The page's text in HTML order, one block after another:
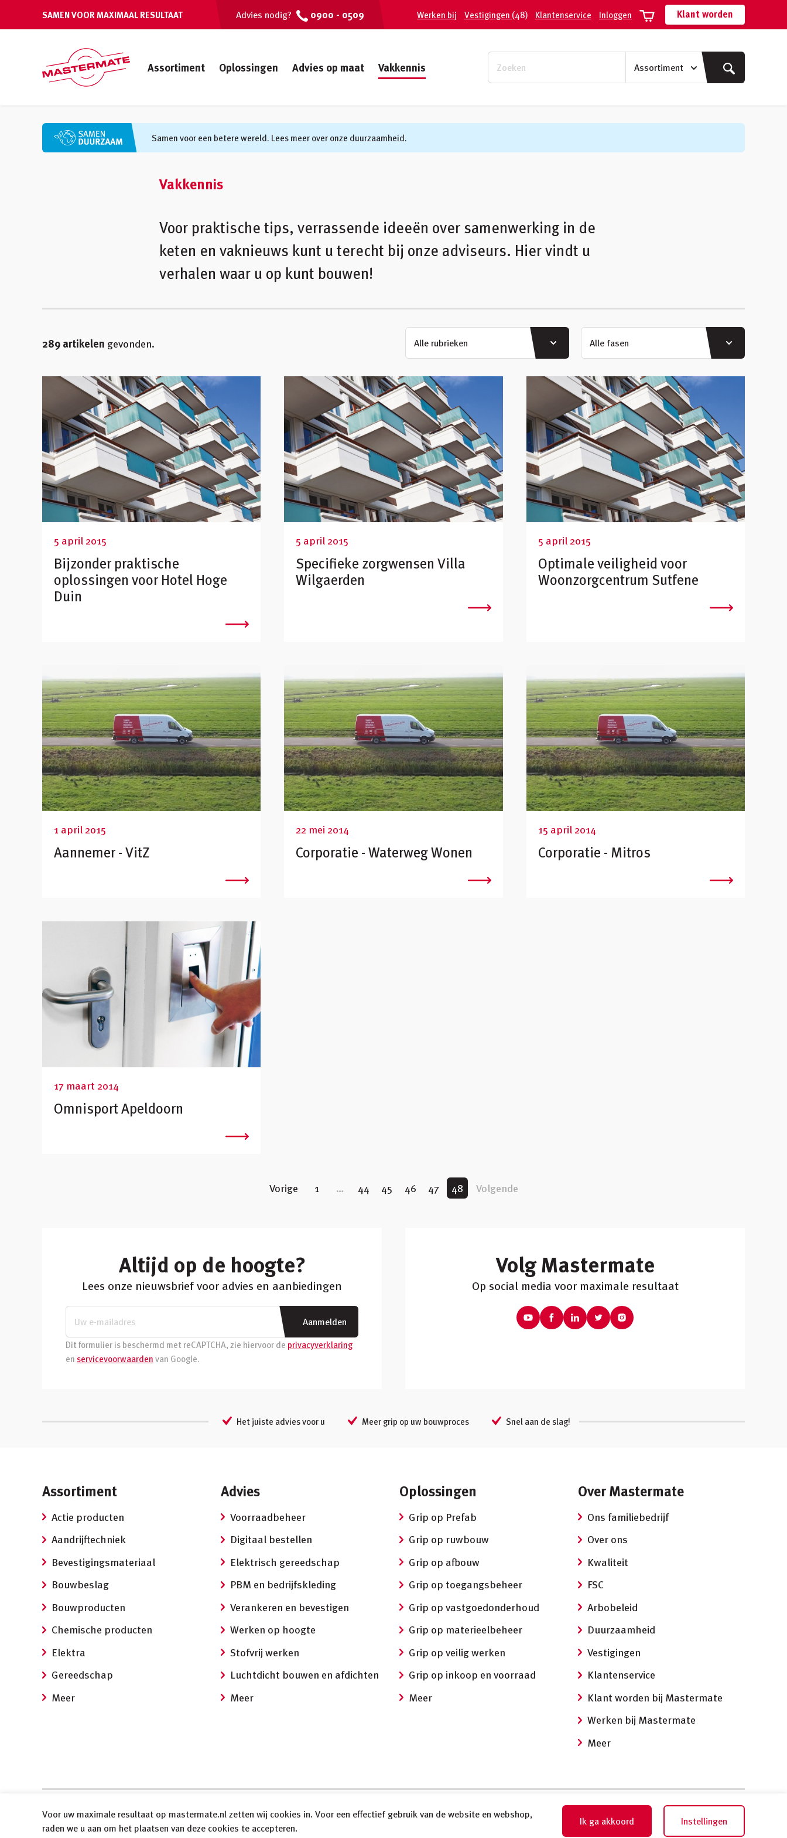
Voor uw maximale resultaat op mastermate.nl zetten wij cookies in. Voor een effectief gebruik van de website en webshop,
raden we u aan om het plaatsen van deze cookies te accepteren.
Ik ga akkoord Instellingen
SAMEN VOOR MAXIMAAL RESULTAAT Advies nodig? 0900 - 0509 Werken bij Vestigingen (48) Klantenservice Inloggen Klant worden
Assortiment Oplossingen Advies op maat Vakkennis
Samen voor een betere wereld. Lees meer over onze duurzaamheid.
Vakkennis
Voor praktische tips, verrassende ideeën over samenwerking in de
keten en vaknieuws kunt u terecht bij onze adviseurs. Hier vindt u
verhalen waar u op kunt bouwen!
289 artikelen gevonden.
5 april 2015
Bijzonder praktische
oplossingen voor Hotel Hoge
Duin
5 april 2015
Specifieke zorgwensen Villa
Wilgaerden
5 april 2015
Optimale veiligheid voor
Woonzorgcentrum Sutfene
1 april 2015
Aannemer - VitZ
22 mei 2014
Corporatie - Waterweg Wonen
15 april 2014
Corporatie - Mitros
17 maart 2014
Omnisport Apeldoorn
Vorige 1 … 44 45 46 47 48 Volgende
Altijd op de hoogte?
Lees onze nieuwsbrief voor advies en aanbiedingen
Aanmelden
Dit formulier is beschermd met reCAPTCHA, zie hiervoor de privacyverklaring
en servicevoorwaardenvan Google.
Volg Mastermate
Op social media voor maximale resultaat
Het juiste advies voor u Meer grip op uw bouwproces Snel aan de slag!
Assortiment
Actie producten
Aandrijftechniek
Bevestigingsmateriaal
Bouwbeslag
Bouwproducten
Chemische producten
Elektra
Gereedschap
Meer
Advies
Voorraadbeheer
Digitaal bestellen
Elektrisch gereedschap
PBM en bedrijfskleding
Verankeren en bevestigen
Werken op hoogte
Stofvrij werken
Luchtdicht bouwen en afdichten
Meer
Oplossingen
Grip op Prefab
Grip op ruwbouw
Grip op afbouw
Grip op toegangsbeheer
Grip op vastgoedonderhoud
Grip op materieelbeheer
Grip op veilig werken
Grip op inkoop en voorraad
Meer
Over Mastermate
Ons familiebedrijf
Over ons
Kwaliteit
FSC
Arbobeleid
Duurzaamheid
Vestigingen
Klantenservice
Klant worden bij Mastermate
Werken bij Mastermate
Meer
©2026 Mastermate Algemene voorwaarden Privacybeleid Disclaimer Cookiebeleid